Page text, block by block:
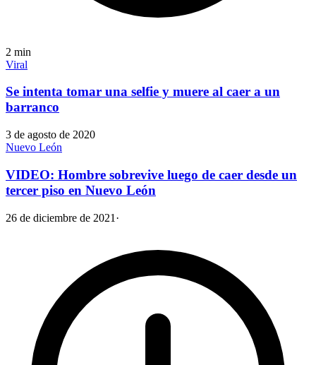
2 min
Viral
Se intenta tomar una selfie y muere al caer a un
barranco
3 de agosto de 2020
Nuevo León
VIDEO: Hombre sobrevive luego de caer desde un
tercer piso en Nuevo León
26 de diciembre de 2021 ·